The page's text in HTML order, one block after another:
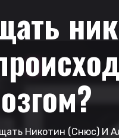
Никотин (снюс) И